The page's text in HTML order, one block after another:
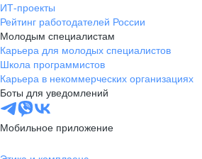
ИТ-проекты
Рейтинг работодателей России
Молодым специалистам
Карьера для молодых специалистов
Школа программистов
Карьера в некоммерческих организациях
Боты для уведомлений
Мобильное приложение